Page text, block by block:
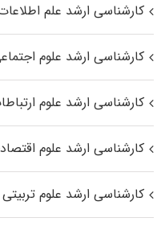
کارشناسی ارشد علم
کارشناسی ارشد علوم
کارشناسی ارشد علوم
کارشناسی ارشد علوم
کارشناسی ارشد علوم تربیتی